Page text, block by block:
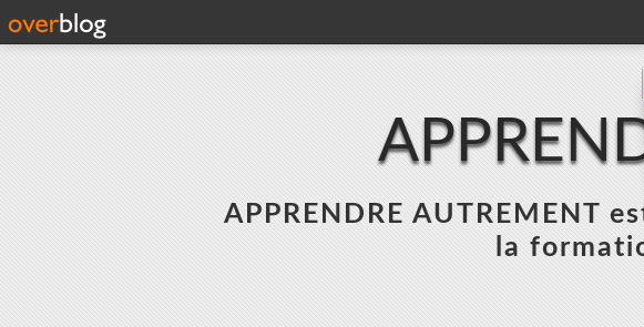
APPRENDRE AUTREMENT
la